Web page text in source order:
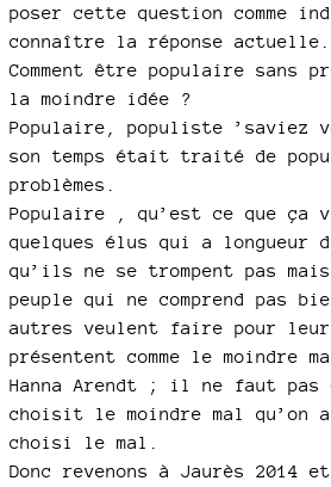
poser cette question comme
connaître la réponse actuelle.
Comment être populaire sans
la moindre idée ?
Populaire, populiste ’saviez
son temps était traité de
problèmes.
Populaire , qu’est ce que ça
quelques élus qui a longueur
qu’ils ne se trompent pas
peuple qui ne comprend pas
autres veulent faire pour
présentent comme le moindre
Hanna Arendt ; il ne faut pas
choisit le moindre mal qu’on
choisi le mal.
Donc revenons à Jaurès 2014